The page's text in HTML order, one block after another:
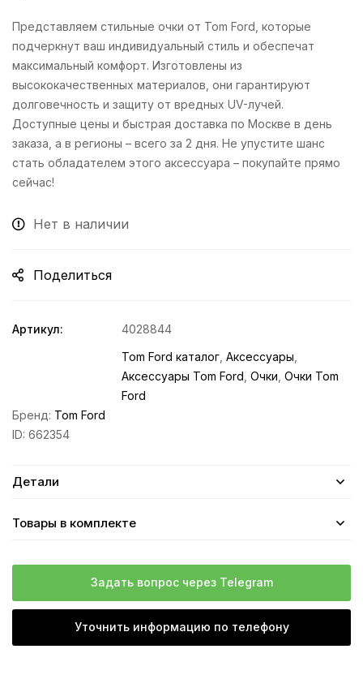
Представляем стильные очки от Tom Ford, которые
подчеркнут ваш индивидуальный стиль и обеспечат
максимальный комфорт. Изготовлены из
высококачественных материалов, они гарантируют
долговечность и защиту от вредных UV-лучей.
Доступные цены и быстрая доставка по Москве в день
заказа, а в регионы – всего за 2 дня. Не упустите шанс
стать обладателем этого аксессуара – покупайте прямо
сейчас!
Нет в наличии
Поделиться
Артикул:
4028844
Tom Ford каталог Аксессуары
Аксессуары Tom Ford Очки Очки Tom
Ford
Бренд: Tom Ford
ID: 662354
Детали
Товары в комплекте
Задать вопрос через Telegram
Уточнить информацию по телефону